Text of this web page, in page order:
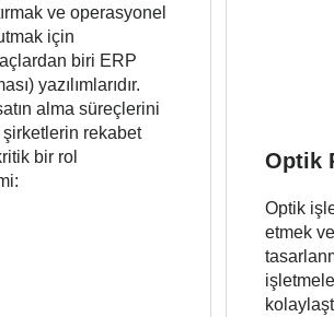
ve operasyonel
için
biri ERP
yazılımlarıdır.
alma süreçlerini
rekabet
bir rol
Optik
Optik
etmek